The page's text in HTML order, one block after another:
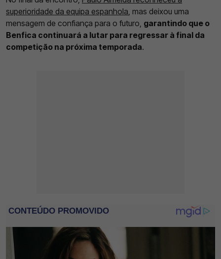
superioridade da equipa espanhola, mas deixou uma
mensagem de confiança para o futuro, garantindo que o
Benfica continuará a lutar para regressar à final da
competição na próxima temporada.